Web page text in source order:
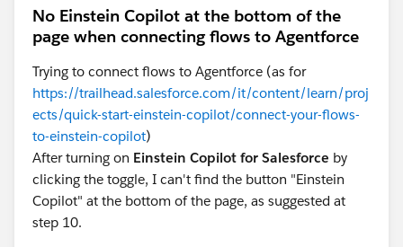
No Einstein Copilot at the bottom of the
page when connecting flows to Agentforce
Trying to connect flows to Agentforce (as for
https://trailhead.salesforce.com/it/content/learn/proj
ects/quick-start-einstein-copilot/connect-your-flows-
to-einstein-copilot)
After turning on Einstein Copilot for Salesforce by
clicking the toggle, I can't find the button "Einstein
Copilot" at the bottom of the page, as suggested at
step 10.